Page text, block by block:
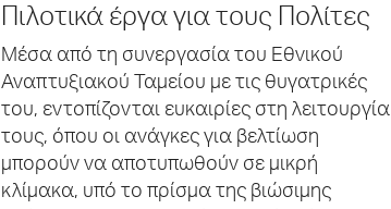
Πιλοτικά έργα για τους Πολίτες
Μέσα από τη συνεργασία του Εθνικού
Αναπτυξιακού Ταμείου με τις θυγατρικές
του, εντοπίζονται ευκαιρίες στη λειτουργία
τους, όπου οι ανάγκες για βελτίωση
μπορούν να αποτυπωθούν σε μικρή
κλίμακα, υπό το πρίσμα της βιώσιμης